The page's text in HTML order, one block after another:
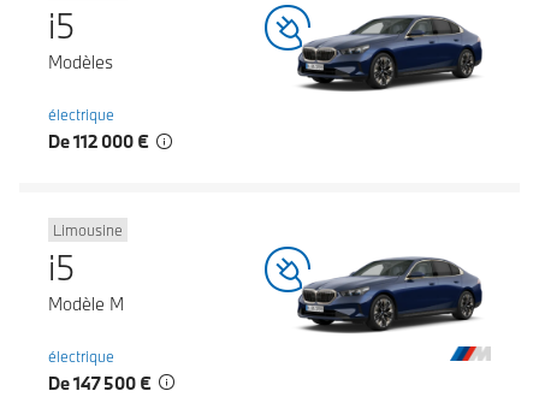
i5
Modèles
électrique
De 112 000 €
Limousine
i5
Modèle M
électrique
De 147 500 €